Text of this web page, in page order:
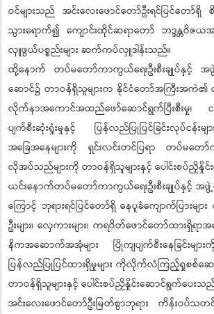
ဝင်များသည် အင်းလေးဖောင်တော်ဦးရင်ပြင်တော်ရှိ
သွားရောက်၍ ကျောင်းထိုင်ဆရာတော် ဘဒ္ဒန္တဝိဇယအ
လှူဖွယ်ပစ္စည်းများ ဆက်ကပ်လှူဒါန်းသည်။
ထို့နောက် တပ်မတော်ကာကွယ်ရေးဦးစီးချုပ်နှင့် အဖွဲ့ဝ
ဆောင်၌ တာဝန်ရှိသူများက နိုင်ငံတော်အကြီးအကဲ၏ လ
လိုက်နာအကောင်အထည်ဖော်ဆောင်ရွက်ပြီးစီးမှု၊
ပျက်စီးဆုံးရှုံးမှုနှင့် ပြန်လည်ပြုပြင်ခြင်းလုပ်ငန်းမ
အခြေအနေများကို ရှင်းလင်းတင်ပြရာ တပ်မတော်
လိုအပ်သည်များကို တာဝန်ရှိသူများနှင့် ပေါင်းစပ်ညှိနှို
ယင်းနောက်တပ်မတော်ကာကွယ်ရေးဦးစီးချုပ်နှင့် အ
ကြောင့် ဘုရားရင်ပြင်တော်ရှိ နေပူခံကျောက်ပြားမျာ
ဦးများ၊ လှေကားများ၊ ကရဝိတ်ဖောင်တော်ထားရှိရ
နိကအဆောက်အအုံများ ပြိုကျပျက်စီးနေခြင်းမ
ပြန်လည်ပြုပြင်ထားရှိမှုများ ကိုလိုက်လံကြည့်ရှုစစ်ဆ
တာဝန်ရှိသူများနှင့် ပေါင်းစပ်ညှိနှိုင်းဆောင်ရွက်ပေးသ
အင်းလေးဖောင်တော်ဦးမြတ်စွာဘုရား ကိန်းဝပ်သတ